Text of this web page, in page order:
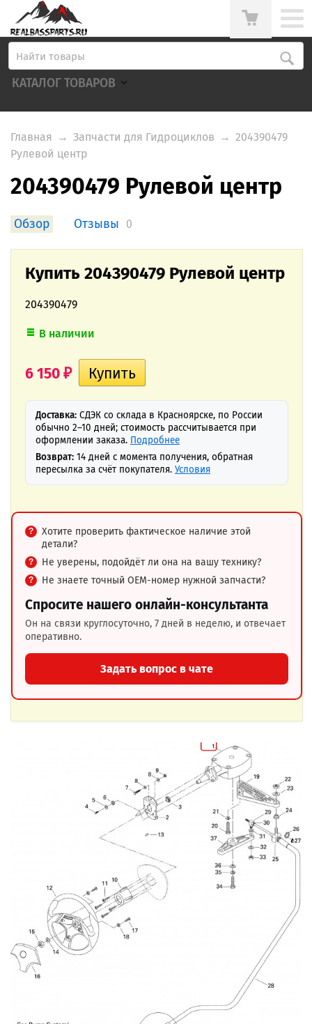
КАТАЛОГ ТОВАРОВ
Главная → Запчасти для Гидроциклов → 204390479
Рулевой центр
204390479 Рулевой центр
Обзор Отзывы 0
Купить 204390479 Рулевой центр
204390479
В наличии
6 150 ₽
Доставка: СДЭК со склада в Красноярске, по России
обычно 2–10 дней; стоимость рассчитывается при
оформлении заказа. Подробнее
Возврат: 14 дней с момента получения, обратная
пересылка за счёт покупателя. Условия
Хотите проверить фактическое наличие этой
детали?
Не уверены, подойдёт ли она на вашу технику?
Не знаете точный OEM-номер нужной запчасти?
Спросите нашего онлайн-консультанта
Он на связи круглосуточно, 7 дней в неделю, и отвечает
оперативно.
Задать вопрос в чате